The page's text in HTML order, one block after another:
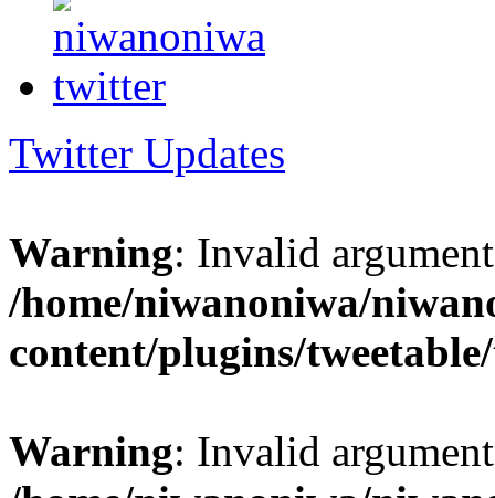
Twitter Updates
Warning: Invalid
/home/niwanoniwa/
content/plugins/
Warning: Invalid